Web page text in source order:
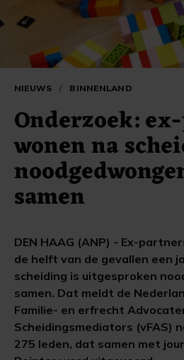
NIEUWS / BINNENLAND
Onderzoek:
wonen na
samen
DEN HAAG (ANP) - Ex-
de helft van de gevallen een
scheiding is uitgesproken
samen. Dat meldt de
Familie- en erfrecht
Scheidingsmediators (vFAS)
275 leden, dat samen met